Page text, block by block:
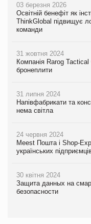
03 березня 2026
Освітній бенефіт як
ThinkGlobal підвищує
команди
31 жовтня 2024
Компанія Rarog Tactical
бронеплити
31 липня 2024
Напівфабрикати та
нема світла
24 червня 2024
Meest Пошта і Shop-
українських
30 квітня 2024
Защита данных на
безопасности